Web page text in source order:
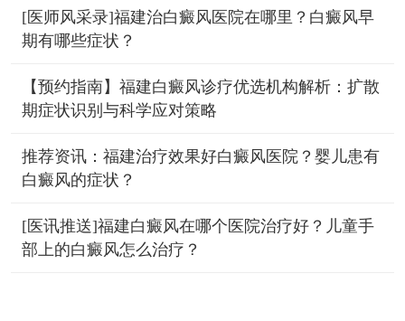
[医师风采录]福建治白癜风医院在哪里？白癜风早
期有哪些症状？
【预约指南】福建白癜风诊疗优选机构解析：扩散
期症状识别与科学应对策略
推荐资讯：福建治疗效果好白癜风医院？婴儿患有
白癜风的症状？
[医讯推送]福建白癜风在哪个医院治疗好？儿童手
部上的白癜风怎么治疗？